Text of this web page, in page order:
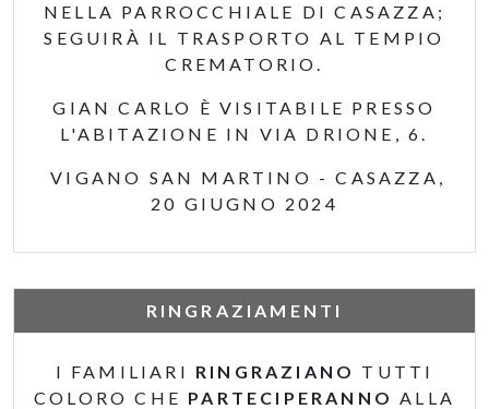
NELLA PARROCCHIALE DI CASAZZA;
SEGUIRÀ IL TRASPORTO AL TEMPIO
CREMATORIO.
GIAN CARLO È VISITABILE PRESSO
L'ABITAZIONE IN VIA DRIONE, 6.
VIGANO SAN MARTINO - CASAZZA,
20 GIUGNO 2024
RINGRAZIAMENTI
I FAMILIARI RINGRAZIANO TUTTI
COLORO CHE PARTECIPERANNO ALLA